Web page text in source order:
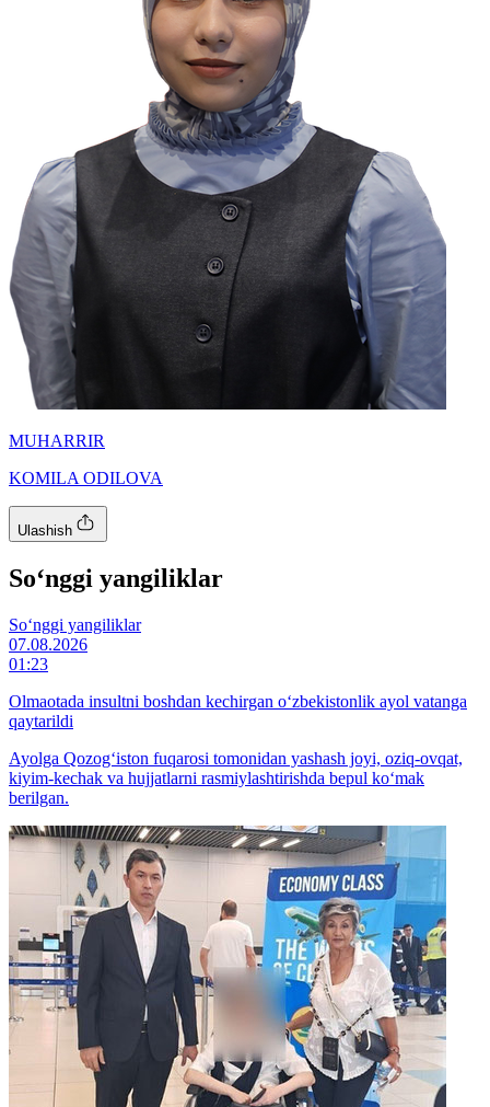
MUHARRIR
KOMILA ODILOVA
Ulashish
So‘nggi yangiliklar
So‘nggi yangiliklar
07.08.2026
01:23
Olmaotada insultni boshdan kechirgan o‘zbekistonlik ayol vatanga
qaytarildi
Ayolga Qozog‘iston fuqarosi tomonidan yashash joyi, oziq-ovqat,
kiyim-kechak va hujjatlarni rasmiylashtirishda bepul ko‘mak
berilgan.